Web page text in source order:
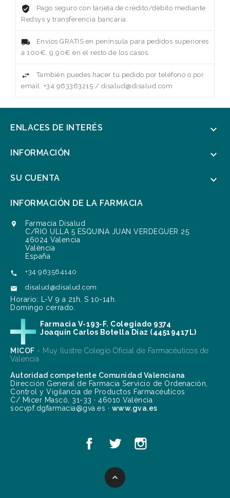
Pago seguro con tarjeta de crédito/débito mediante
Redsys y transferencia bancaria.
Envíos GRATIS en península para pedidos superiores
a 100€, 9.90€ en el resto de los casos.
También puedes hacer tu pedido por teléfono o por
email. +34 963363215 / disalud@disalud.com
ENLACES DE INTERÉS 
INFORMACIÓN 
SU CUENTA 
INFORMACIÓN DE LA FARMACIA

Farmacia Disalud
C/RIO ULLA 5 ESQUINA JUAN VERDEGUER 25
46024 Valencia
València
España
 +34 963564140
 disalud@disalud.com
Horario: L-V 9 a 21h. S 10-14h.
Domingo cerrado.
Farmacia V-193-F. Colegiado 9374
Joaquín Carlos Botella Díaz (44519417L)
MICOF - Muy Ilustre Colegio Oficial de Farmacéuticos de
Valencia
Autoridad competente Comunidad Valenciana
Dirección General de Farmacia Servicio de Ordenación,
Control y Vigilancia de Productos Farmacéuticos
C/ Micer Mascó, 31-33 · 46010 València
socvpf.dgfarmacia@gva.es · www.gva.es
